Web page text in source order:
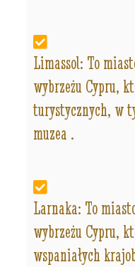
Limassol: To
wybrzeżu Cypru,
turystycznych, w
muzea .
Larnaka: To
wybrzeżu Cypru,
wspaniałych